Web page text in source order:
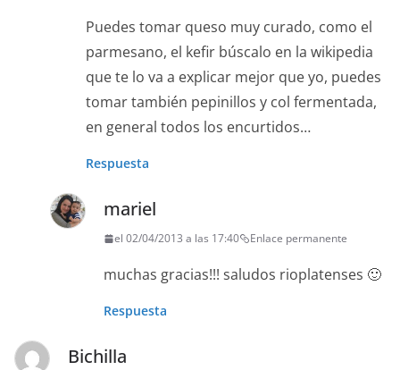
Puedes tomar queso muy curado, como el
parmesano, el kefir búscalo en la wikipedia
que te lo va a explicar mejor que yo, puedes
tomar también pepinillos y col fermentada,
en general todos los encurtidos…
Respuesta
mariel
el 02/04/2013 a las 17:40 Enlace permanente
muchas gracias!!! saludos rioplatenses 🙂
Respuesta
Bichilla